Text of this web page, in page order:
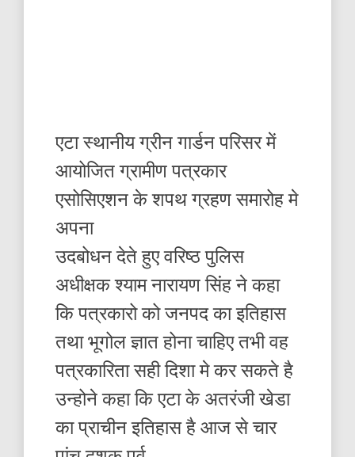
एटा स्थानीय ग्रीन गार्डन परिसर में
आयोजित ग्रामीण पत्रकार
एसोसिएशन के शपथ ग्रहण समारोह मे
अपना
उदबोधन देते हुए वरिष्ठ पुलिस
अधीक्षक श्याम नारायण सिंह ने कहा
कि पत्रकारो को जनपद का इतिहास
तथा भूगोल ज्ञात होना चाहिए तभी वह
पत्रकारिता सही दिशा मे कर सकते है
उन्होने कहा कि एटा के अतरंजी खेडा
का प्राचीन इतिहास है आज से चार